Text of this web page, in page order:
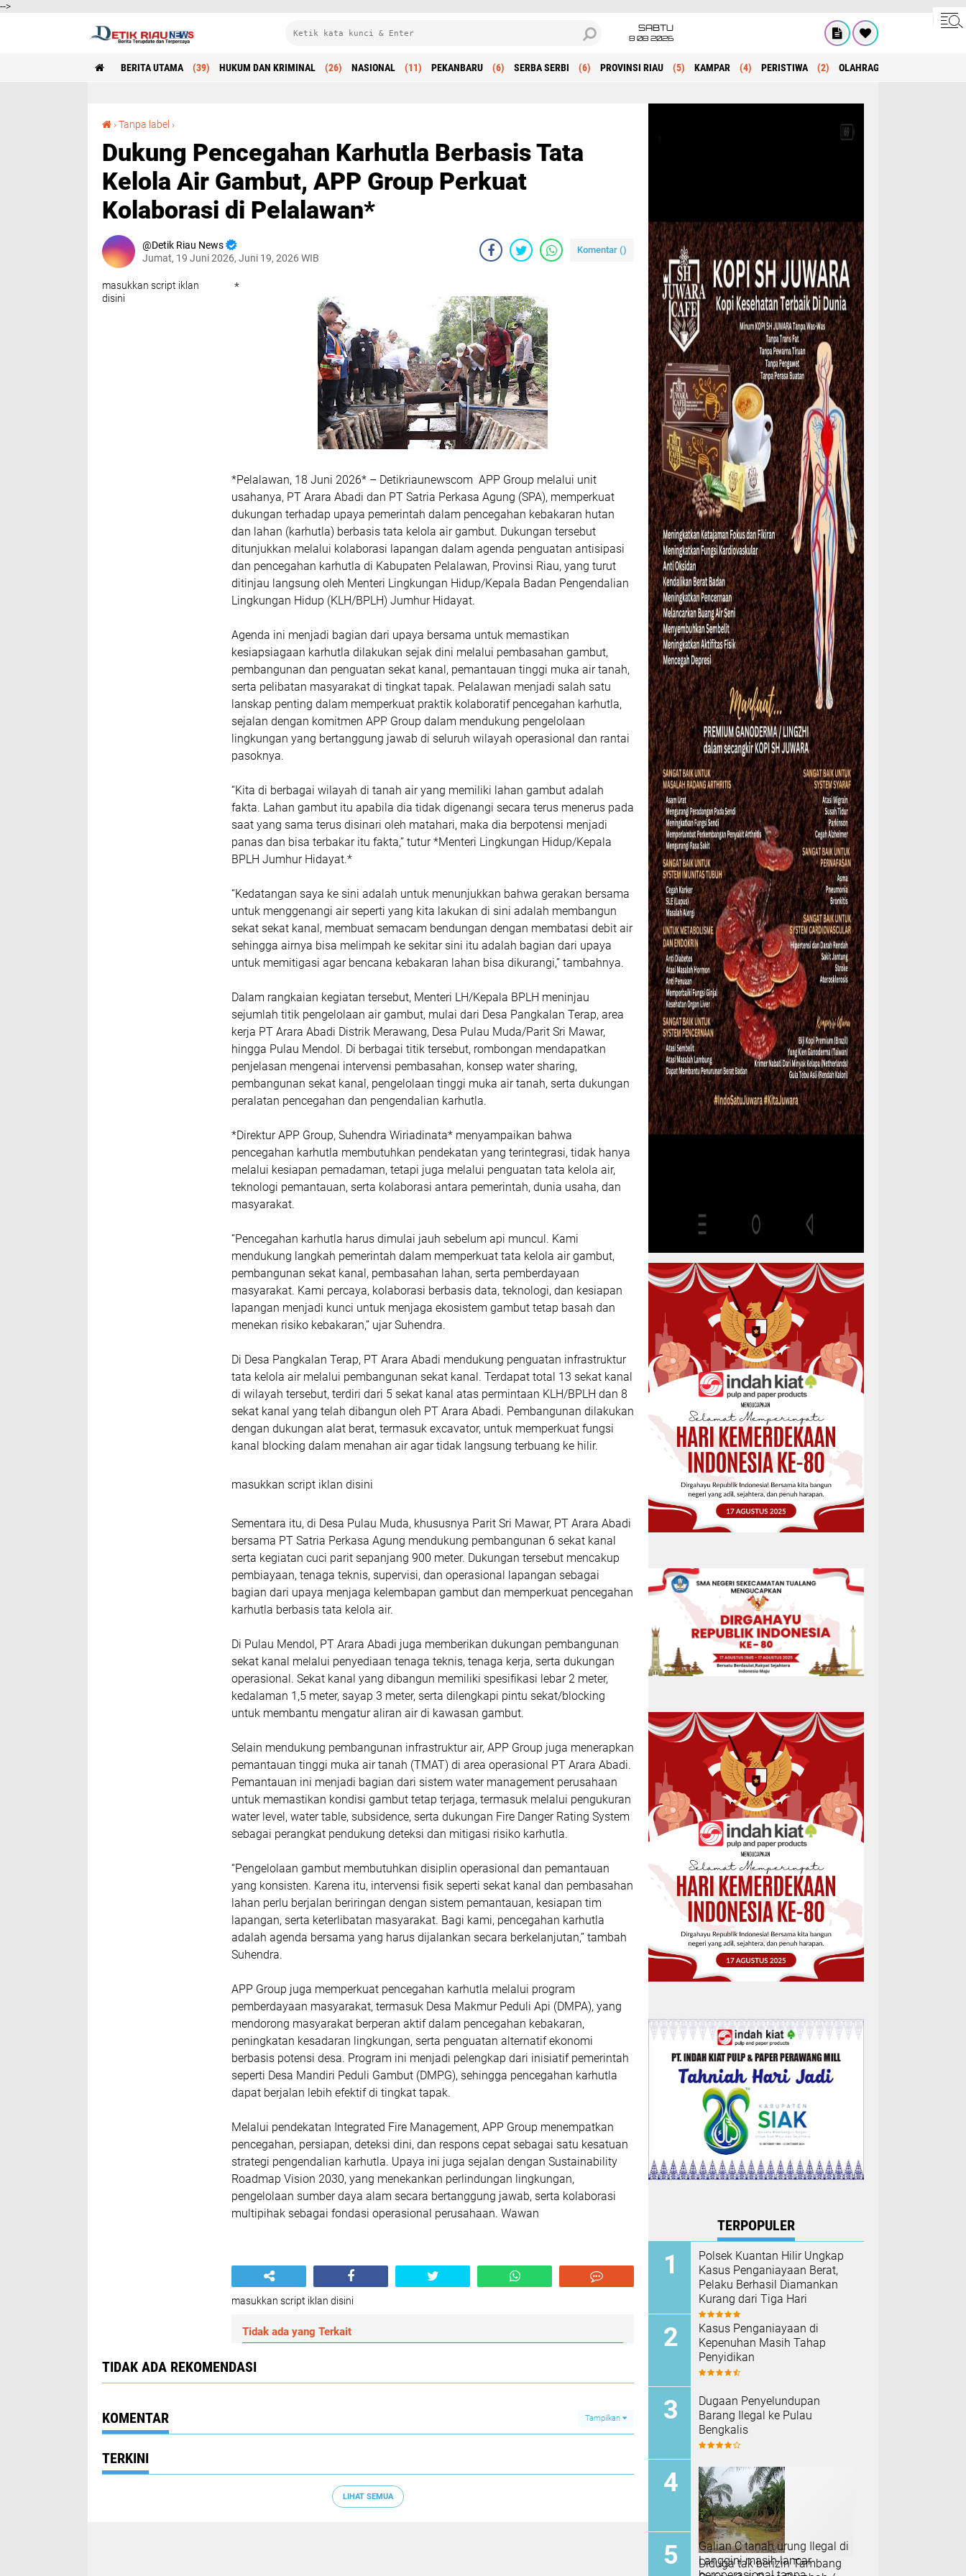
-->
SABTU
8 08 2026
BERITA UTAMA (39) HUKUM DAN KRIMINAL (26) NASIONAL (11) PEKANBARU (6) SERBA SERBI (6) PROVINSI RIAU (5) KAMPAR (4) PERISTIWA (2) OLAHRAGA
›Tanpa label ›
Dukung Pencegahan Karhutla Berbasis Tata
Kelola Air Gambut, APP Group Perkuat
Kolaborasi di Pelalawan*
Detik Riau News
Jumat, 19 Juni 2026, Juni 19, 2026 WIB
Komentar ()
masukkan script iklan
disini
*
*Pelalawan, 18 Juni 2026* – Detikriaunewscom APP Group melalui unit
usahanya, PT Arara Abadi dan PT Satria Perkasa Agung (SPA), memperkuat
dukungan terhadap upaya pemerintah dalam pencegahan kebakaran hutan
dan lahan (karhutla) berbasis tata kelola air gambut. Dukungan tersebut
ditunjukkan melalui kolaborasi lapangan dalam agenda penguatan antisipasi
dan pencegahan karhutla di Kabupaten Pelalawan, Provinsi Riau, yang turut
ditinjau langsung oleh Menteri Lingkungan Hidup/Kepala Badan Pengendalian
Lingkungan Hidup (KLH/BPLH) Jumhur Hidayat.
Agenda ini menjadi bagian dari upaya bersama untuk memastikan
kesiapsiagaan karhutla dilakukan sejak dini melalui pembasahan gambut,
pembangunan dan penguatan sekat kanal, pemantauan tinggi muka air tanah,
serta pelibatan masyarakat di tingkat tapak. Pelalawan menjadi salah satu
lanskap penting dalam memperkuat praktik kolaboratif pencegahan karhutla,
sejalan dengan komitmen APP Group dalam mendukung pengelolaan
lingkungan yang bertanggung jawab di seluruh wilayah operasional dan rantai
pasoknya.
“Kita di berbagai wilayah di tanah air yang memiliki lahan gambut adalah
fakta. Lahan gambut itu apabila dia tidak digenangi secara terus menerus pada
saat yang sama terus disinari oleh matahari, maka dia berpotensi menjadi
panas dan bisa terbakar itu fakta,” tutur *Menteri Lingkungan Hidup/Kepala
BPLH Jumhur Hidayat.*
“Kedatangan saya ke sini adalah untuk menunjukkan bahwa gerakan bersama
untuk menggenangi air seperti yang kita lakukan di sini adalah membangun
sekat sekat kanal, membuat semacam bendungan dengan membatasi debit air
sehingga airnya bisa melimpah ke sekitar sini itu adalah bagian dari upaya
untuk memitigasi agar bencana kebakaran lahan bisa dikurangi,” tambahnya.
Dalam rangkaian kegiatan tersebut, Menteri LH/Kepala BPLH meninjau
sejumlah titik pengelolaan air gambut, mulai dari Desa Pangkalan Terap, area
kerja PT Arara Abadi Distrik Merawang, Desa Pulau Muda/Parit Sri Mawar,
hingga Pulau Mendol. Di berbagai titik tersebut, rombongan mendapatkan
penjelasan mengenai intervensi pembasahan, konsep water sharing,
pembangunan sekat kanal, pengelolaan tinggi muka air tanah, serta dukungan
peralatan pencegahan dan pengendalian karhutla.
*Direktur APP Group, Suhendra Wiriadinata* menyampaikan bahwa
pencegahan karhutla membutuhkan pendekatan yang terintegrasi, tidak hanya
melalui kesiapan pemadaman, tetapi juga melalui penguatan tata kelola air,
teknologi pemantauan, serta kolaborasi antara pemerintah, dunia usaha, dan
masyarakat.
“Pencegahan karhutla harus dimulai jauh sebelum api muncul. Kami
mendukung langkah pemerintah dalam memperkuat tata kelola air gambut,
pembangunan sekat kanal, pembasahan lahan, serta pemberdayaan
masyarakat. Kami percaya, kolaborasi berbasis data, teknologi, dan kesiapan
lapangan menjadi kunci untuk menjaga ekosistem gambut tetap basah dan
menekan risiko kebakaran,” ujar Suhendra.
Di Desa Pangkalan Terap, PT Arara Abadi mendukung penguatan infrastruktur
tata kelola air melalui pembangunan sekat kanal. Terdapat total 13 sekat kanal
di wilayah tersebut, terdiri dari 5 sekat kanal atas permintaan KLH/BPLH dan 8
sekat kanal yang telah dibangun oleh PT Arara Abadi. Pembangunan dilakukan
dengan dukungan alat berat, termasuk excavator, untuk memperkuat fungsi
kanal blocking dalam menahan air agar tidak langsung terbuang ke hilir.
masukkan script iklan disini
Sementara itu, di Desa Pulau Muda, khususnya Parit Sri Mawar, PT Arara Abadi
bersama PT Satria Perkasa Agung mendukung pembangunan 6 sekat kanal
serta kegiatan cuci parit sepanjang 900 meter. Dukungan tersebut mencakup
pembiayaan, tenaga teknis, supervisi, dan operasional lapangan sebagai
bagian dari upaya menjaga kelembapan gambut dan memperkuat pencegahan
karhutla berbasis tata kelola air.
Di Pulau Mendol, PT Arara Abadi juga memberikan dukungan pembangunan
sekat kanal melalui penyediaan tenaga teknis, tenaga kerja, serta dukungan
operasional. Sekat kanal yang dibangun memiliki spesifikasi lebar 2 meter,
kedalaman 1,5 meter, sayap 3 meter, serta dilengkapi pintu sekat/blocking
untuk membantu mengatur aliran air di kawasan gambut.
Selain mendukung pembangunan infrastruktur air, APP Group juga menerapkan
pemantauan tinggi muka air tanah (TMAT) di area operasional PT Arara Abadi.
Pemantauan ini menjadi bagian dari sistem water management perusahaan
untuk memastikan kondisi gambut tetap terjaga, termasuk melalui pengukuran
water level, water table, subsidence, serta dukungan Fire Danger Rating System
sebagai perangkat pendukung deteksi dan mitigasi risiko karhutla.
“Pengelolaan gambut membutuhkan disiplin operasional dan pemantauan
yang konsisten. Karena itu, intervensi fisik seperti sekat kanal dan pembasahan
lahan perlu berjalan beriringan dengan sistem pemantauan, kesiapan tim
lapangan, serta keterlibatan masyarakat. Bagi kami, pencegahan karhutla
adalah agenda bersama yang harus dijalankan secara berkelanjutan,” tambah
Suhendra.
APP Group juga memperkuat pencegahan karhutla melalui program
pemberdayaan masyarakat, termasuk Desa Makmur Peduli Api (DMPA), yang
mendorong masyarakat berperan aktif dalam pencegahan kebakaran,
peningkatan kesadaran lingkungan, serta penguatan alternatif ekonomi
berbasis potensi desa. Program ini menjadi pelengkap dari inisiatif pemerintah
seperti Desa Mandiri Peduli Gambut (DMPG), sehingga pencegahan karhutla
dapat berjalan lebih efektif di tingkat tapak.
Melalui pendekatan Integrated Fire Management, APP Group menempatkan
pencegahan, persiapan, deteksi dini, dan respons cepat sebagai satu kesatuan
strategi pengendalian karhutla. Upaya ini juga sejalan dengan Sustainability
Roadmap Vision 2030, yang menekankan perlindungan lingkungan,
pengelolaan sumber daya alam secara bertanggung jawab, serta kolaborasi
multipihak sebagai fondasi operasional perusahaan. Wawan
masukkan script iklan disini
Tidak ada yang Terkait
TIDAK ADA REKOMENDASI
KOMENTAR Tampilkan
TERKINI
LIHAT SEMUA
TERPOPULER
Polsek Kuantan Hilir Ungkap
Kasus Penganiayaan Berat,
Pelaku Berhasil Diamankan
Kurang dari Tiga Hari
Kasus Penganiayaan di
Kepenuhan Masih Tahap
Penyidikan
Dugaan Penyelundupan
Barang Ilegal ke Pulau
Bengkalis
Diduga tak berizin Tambang
Galian C tanah urung Ilegal di
Langgini masih lancar